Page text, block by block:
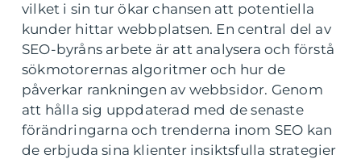
vilket i sin tur ökar chansen att potentiella
kunder hittar webbplatsen. En central del av
SEO-byråns arbete är att analysera och förstå
sökmotorernas algoritmer och hur de
påverkar rankningen av webbsidor. Genom
att hålla sig uppdaterad med de senaste
förändringarna och trenderna inom SEO kan
de erbjuda sina klienter insiktsfulla strategier